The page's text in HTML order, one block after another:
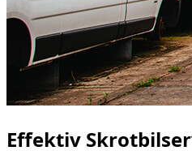
Effektiv